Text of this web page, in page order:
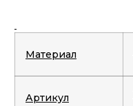
Материал
Артикул